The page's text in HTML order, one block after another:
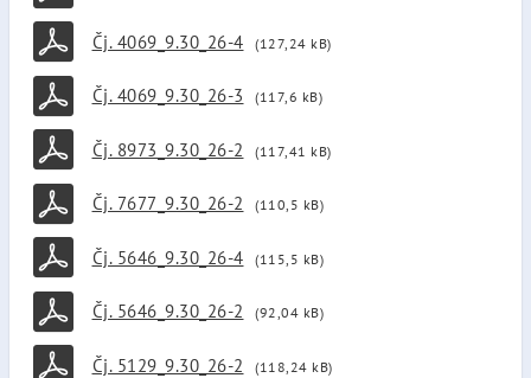
Čj. 4069_9.30_26-4 (127,24 kB)
Čj. 4069_9.30_26-3 (117,6 kB)
Čj. 8973_9.30_26-2 (117,41 kB)
Čj. 7677_9.30_26-2 (110,5 kB)
Čj. 5646_9.30_26-4 (115,5 kB)
Čj. 5646_9.30_26-2 (92,04 kB)
Čj. 5129_9.30_26-2 (118,24 kB)